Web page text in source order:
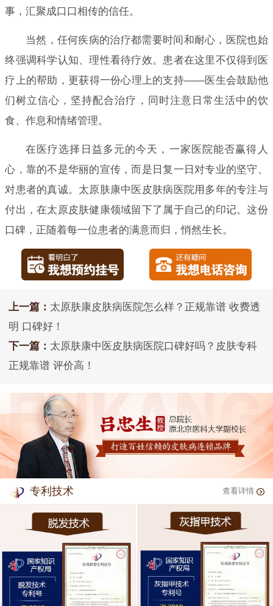
事，汇聚成口口相传的信任。
当然，任何疾病的治疗都需要时间和耐心，医院也始
终强调科学认知、理性看待疗效。患者在这里不仅得到医
疗上的帮助，更获得一份心理上的支持——医生会鼓励他
们树立信心，坚持配合治疗，同时注意日常生活中的饮
食、作息和情绪管理。
在医疗选择日益多元的今天，一家医院能否赢得人
心，靠的不是华丽的宣传，而是日复一日对专业的坚守、
对患者的真诚。太原肤康中医皮肤病医院用多年的专注与
付出，在太原皮肤健康领域留下了属于自己的印记。这份
口碑，正随着每一位患者的满意而归，悄然生长。
上一篇： 太原肤康皮肤病医院怎么样？正规靠谱 收费透
明 口碑好！
下一篇： 太原肤康中医皮肤病医院口碑好吗？皮肤专科
正规靠谱 评价高！
专利技术 查看详情